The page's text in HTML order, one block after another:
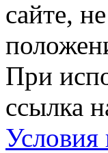
сайте,
При
ссылка
Условия